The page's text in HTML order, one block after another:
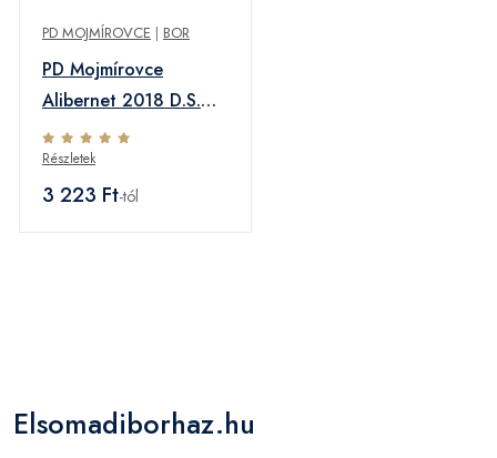
PD MOJMÍROVCE | BOR
PD Mojmírovce
Alibernet 2018 D.S.C.
13% 0,75L
Részletek
3 223 Ft-tól
Elsomadiborhaz.hu